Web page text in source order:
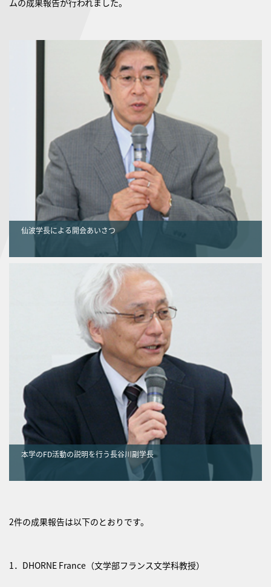
ムの成果報告が行われました。
仙波学長による開会あいさつ
本学のFD活動の説明を行う長谷川副学長
2件の成果報告は以下のとおりです。
1．DHORNE France（文学部フランス文学科教授）